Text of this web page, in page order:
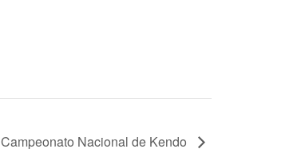
Campeonato Nacional de Kendo